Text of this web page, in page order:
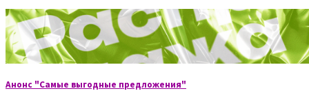
Анонс "Самые выгодные предложения"